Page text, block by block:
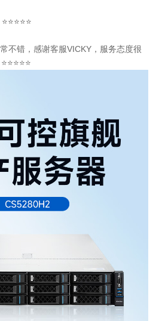
不错，感谢客服VICKY，服务态度很